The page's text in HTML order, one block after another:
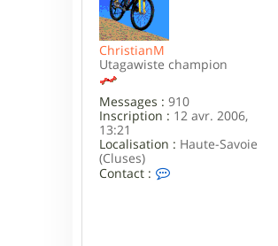
ChristianM
Utagawiste champion
Messages : 910
Inscription : 12 avr. 2006,
13:21
Localisation : Haute-Savoie
(Cluses)
Contact :